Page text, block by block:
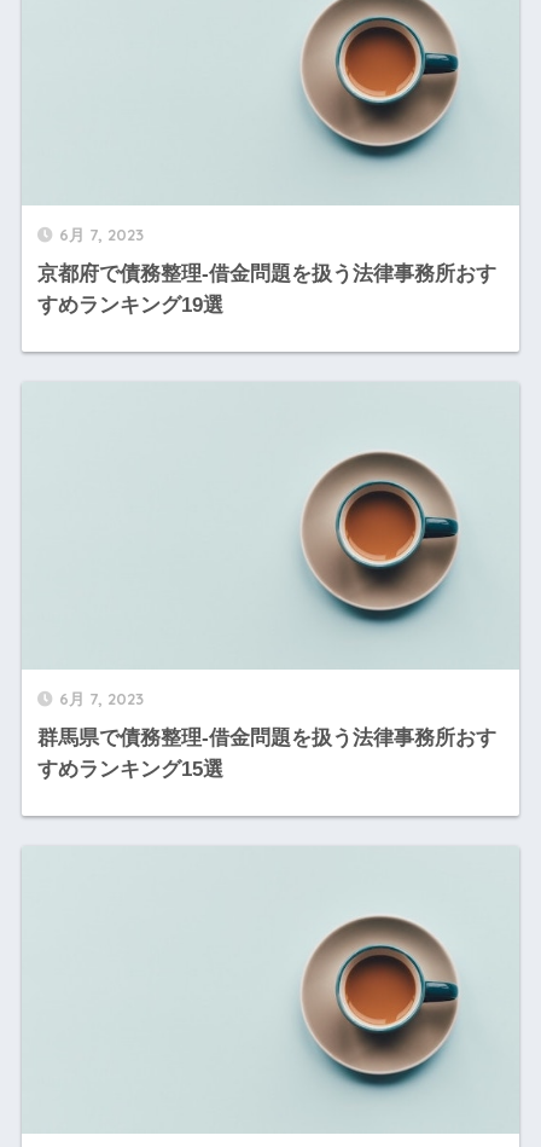
6月 7, 2023
京都府で債務整理-借金問題を扱う法律事務所おす
すめランキング19選
6月 7, 2023
群馬県で債務整理-借金問題を扱う法律事務所おす
すめランキング15選